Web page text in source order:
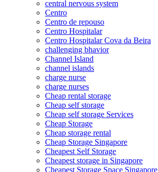
central nervous system
Centro
Centro de repouso
Centro Hospitalar
Centro Hospitalar Cova da Beira
challenging bhavior
Channel Island
channel islands
charge nurse
charge nurses
Cheap rental storage
Cheap self storage
Cheap self storage Services
Cheap Storage
Cheap storage rental
Cheap Storage Singapore
Cheapest Self Storage
Cheapest storage in Singapore
Cheapest Storage Space Singapore